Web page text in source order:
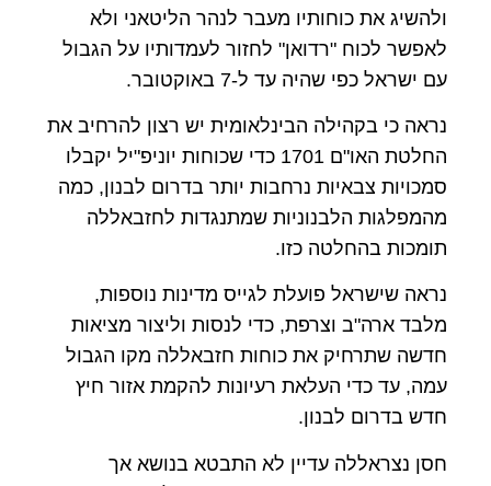
ולהשיג את כוחותיו מעבר לנהר הליטאני ולא
לאפשר לכוח "רדואן" לחזור לעמדותיו על הגבול
עם ישראל כפי שהיה עד ל-7 באוקטובר.
נראה כי בקהילה הבינלאומית יש רצון להרחיב את
החלטת האו"ם 1701 כדי שכוחות יוניפ"יל יקבלו
סמכויות צבאיות נרחבות יותר בדרום לבנון, כמה
מהמפלגות הלבנוניות שמתנגדות לחזבאללה
תומכות בהחלטה כזו.
נראה שישראל פועלת לגייס מדינות נוספות,
מלבד ארה"ב וצרפת, כדי לנסות וליצור מציאות
חדשה שתרחיק את כוחות חזבאללה מקו הגבול
עמה, עד כדי העלאת רעיונות להקמת אזור חיץ
חדש בדרום לבנון.
חסן נצראללה עדיין לא התבטא בנושא אך